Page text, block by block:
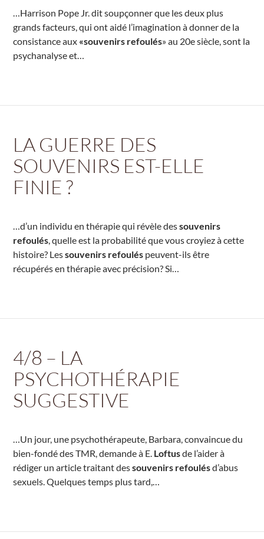
…Harrison Pope Jr. dit soupçonner que les deux plus
grands facteurs, qui ont aidé l’imagination à donner de la
consistance aux «souvenirs refoulés» au 20e siècle, sont la
psychanalyse et…
LA GUERRE DES
SOUVENIRS EST-ELLE
FINIE ?
…d’un individu en thérapie qui révèle dessouvenirs
refoulés, quelle est la probabilité que vous croyiez à cette
histoire? Lessouvenirs refoulés peuvent-ils être
récupérés en thérapie avec précision? Si…
4/8 – LA
PSYCHOTHÉRAPIE
SUGGESTIVE
…Un jour, une psychothérapeute, Barbara, convaincue du
bien-fondé des TMR, demande à E. Loftusde l’aider à
rédiger un article traitant dessouvenirs refoulésd’abus
sexuels. Quelques temps plus tard,…